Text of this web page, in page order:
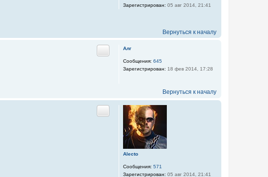
Зарегистрирован: 05 авг 2014, 21:41
Вернуться к началу
Алг
Сообщения: 645
Зарегистрирован: 18 фев 2014, 17:28
Цитата
Вернуться к началу
Alecto
Сообщения: 571
Зарегистрирован: 05 авг 2014, 21:41
Цитата